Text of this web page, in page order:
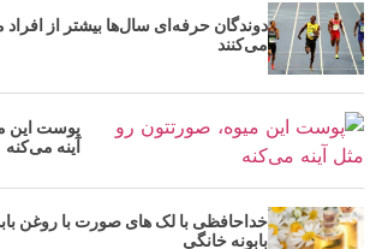
دوندگان حرفه‌ای سال‌ها بیشتر از
می‌کنند
پوست این
آینه می‌کنه
خداحافظی با لک های صورت با روغن
بابونه خانگی